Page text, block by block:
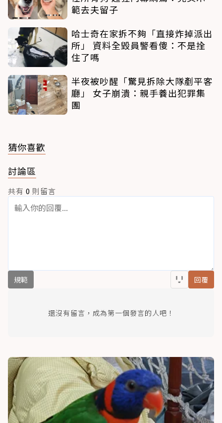
範去夫留子
哈士奇在家拆不夠「直接炸掉派出
所」 資料全毀員警看傻：不是拴
住了嗎
半夜被吵醒「驚見拆除大隊剷平客
廳」 女子崩潰：親手養出犯罪集
團
猜你喜歡
討論區
共有 0 則留言
規範 回覆
還沒有留言，成為第一個發言的人吧！